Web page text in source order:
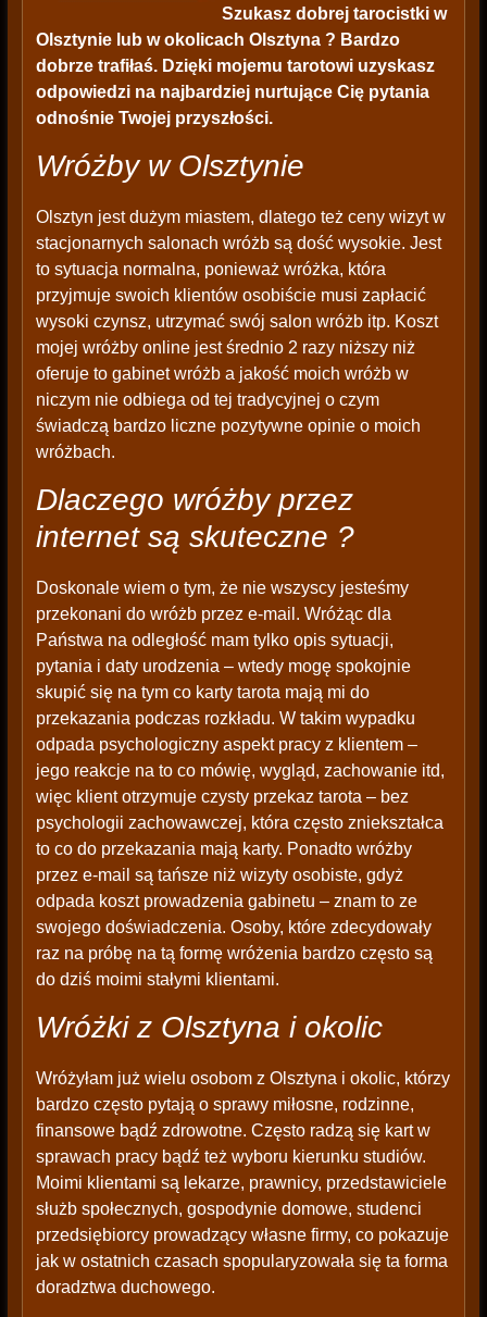
Szukasz dobrej tarocistki w
Olsztynie lub w okolicach Olsztyna ? Bardzo
dobrze trafiłaś. Dzięki mojemu tarotowi uzyskasz
odpowiedzi na najbardziej nurtujące Cię pytania
odnośnie Twojej przyszłości.
Wróżby w Olsztynie
Olsztyn jest dużym miastem, dlatego też ceny wizyt w
stacjonarnych salonach wróżb są dość wysokie. Jest
to sytuacja normalna, ponieważ wróżka, która
przyjmuje swoich klientów osobiście musi zapłacić
wysoki czynsz, utrzymać swój salon wróżb itp. Koszt
mojej wróżby online jest średnio 2 razy niższy niż
oferuje to gabinet wróżb a jakość moich wróżb w
niczym nie odbiega od tej tradycyjnej o czym
świadczą bardzo liczne pozytywne opinie o moich
wróżbach.
Dlaczego wróżby przez
internet są skuteczne ?
Doskonale wiem o tym, że nie wszyscy jesteśmy
przekonani do wróżb przez e-mail. Wróżąc dla
Państwa na odległość mam tylko opis sytuacji,
pytania i daty urodzenia – wtedy mogę spokojnie
skupić się na tym co karty tarota mają mi do
przekazania podczas rozkładu. W takim wypadku
odpada psychologiczny aspekt pracy z klientem –
jego reakcje na to co mówię, wygląd, zachowanie itd,
więc klient otrzymuje czysty przekaz tarota – bez
psychologii zachowawczej, która często zniekształca
to co do przekazania mają karty. Ponadto wróżby
przez e-mail są tańsze niż wizyty osobiste, gdyż
odpada koszt prowadzenia gabinetu – znam to ze
swojego doświadczenia. Osoby, które zdecydowały
raz na próbę na tą formę wróżenia bardzo często są
do dziś moimi stałymi klientami.
Wróżki z Olsztyna i okolic
Wróżyłam już wielu osobom z Olsztyna i okolic, którzy
bardzo często pytają o sprawy miłosne, rodzinne,
finansowe bądź zdrowotne. Często radzą się kart w
sprawach pracy bądź też wyboru kierunku studiów.
Moimi klientami są lekarze, prawnicy, przedstawiciele
służb społecznych, gospodynie domowe, studenci
przedsiębiorcy prowadzący własne firmy, co pokazuje
jak w ostatnich czasach spopularyzowała się ta forma
doradztwa duchowego.